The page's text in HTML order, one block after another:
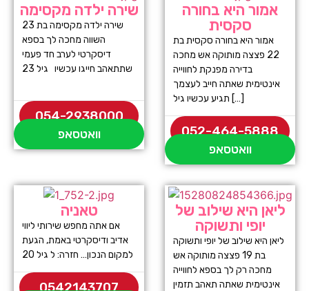
שירה ילדה מקסימה
שירה ילדה מקסימה בת 23
השווה מחכה לך בספא
דיסקרטי לערב חד פעמי
שתתאהב חייגו עכשיו גיל 23
054-2938000
וואטסאפ
אמור היא בחורה
סקסית
אמור היא בחורה סקסית בת
22 פצצה מותוקה אש מחכה
בדירה מפנקת לחווייה
אינטימית שאתה חייב לעצמך
תגיע עכשיו גיל […]
052-464-5888
וואטסאפ
טאניה
אם אתה מחפש שירותי ליווי
אדיב ודיסקרטי באמת, הגעת
למקום הנכון… חזרה: ל גיל 20
0542143707
ליאן היא שילוב של
יופי ותשוקה
ליאן היא שילוב של יופי ותשוקה
בת 19 פצצה מותוקה אש
מחכה רק לך בספא לחווייה
אינטימית שאתה תאהב תזמין